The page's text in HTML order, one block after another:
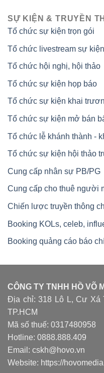
SỰ KIỆN & TRUYỀN
Tổ chức sự kiện trọn gói
Tổ chức livestream sự kiện
Tổ chức hội nghị, hội thảo
Tổ chức sự kiện họp báo
Tổ chức sự kiện khai
Tổ chức sự kiện mở bán
Tổ chức lễ khánh thành -
Tổ chức sự kiện hội thảo
Cung cấp nhân sự PB/PG
Cung cấp cho thuê người
Chiến lược truyền thông
Booking KOLs, celeb,
Booking quảng cáo báo
CÔNG TY TNHH HỒ VÕ
Địa chỉ: 318 Lô L, Cư Xá
TP.HCM
Mã số thuế: 0317480958
Hotline: 0888.888.409
Email: cskh@hovo.vn
Website: https://